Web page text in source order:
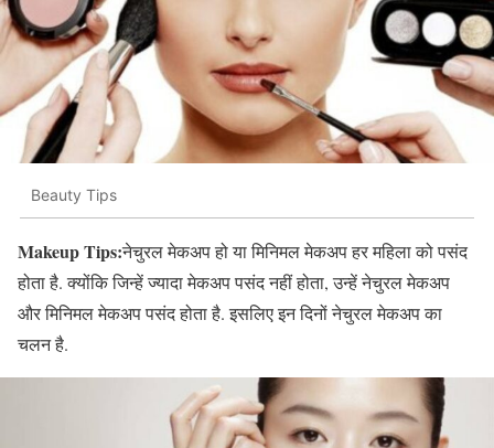
Beauty Tips
Makeup Tips:नेचुरल मेकअप हो या मिनिमल मेकअप हर महिला को पसंद
होता है. क्‍योंकि जिन्‍हें ज्‍यादा मेकअप पसंद नहीं होता, उन्‍हें नेचुरल मेकअप
और मिनिमल मेकअप पसंद होता है. इसलिए इन दिनों नेचुरल मेकअप का
चलन है.